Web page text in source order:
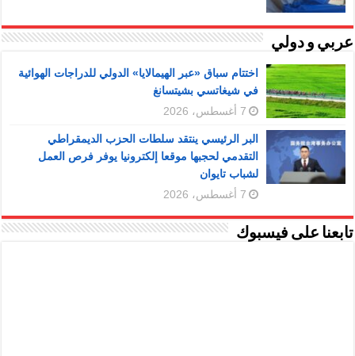
عربي و دولي
اختتام سباق «عبر الهيمالايا» الدولي للدراجات الهوائية
في شيغاتسي بشيتسانغ
7 أغسطس، 2026
البر الرئيسي ينتقد سلطات الحزب الديمقراطي
التقدمي لحجبها موقعا إلكترونيا يوفر فرص العمل
لشباب تايوان
7 أغسطس، 2026
تابعنا على فيسبوك